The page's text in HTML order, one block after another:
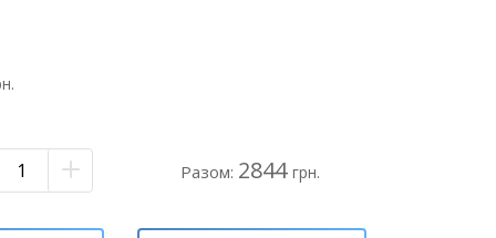
- 15 гіл.
квітів#
капелюшній коробці#квіти в
Разом: 2844 грн.